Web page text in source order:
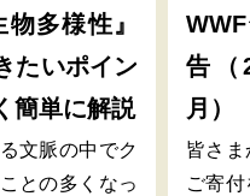
多様性』
たいポイン
簡単に解説
文脈の中でク
との多くなっ
告（
月）
皆さ
ご寄